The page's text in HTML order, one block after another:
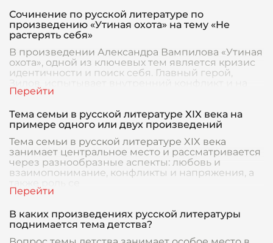
Сочинение по русской литературе по
произведению «Утиная охота» на тему «Не
растерять себя»
В произведении Александра Вампилова «Утиная
охота», одной из ключевых тем является кризис
идентичности и поиск себя. Главный герой,
протя
Тема семьи в русской литературе XIX века на
примере одного или двух произведений
Тема семьи в русской литературе XIX века
занимает центральное место и рассматривается
через разнообразные аспекты: любовь и
взаимопонимание, конфликты и напряжения, а
В каких произведениях русской литературы
поднимается тема детства?